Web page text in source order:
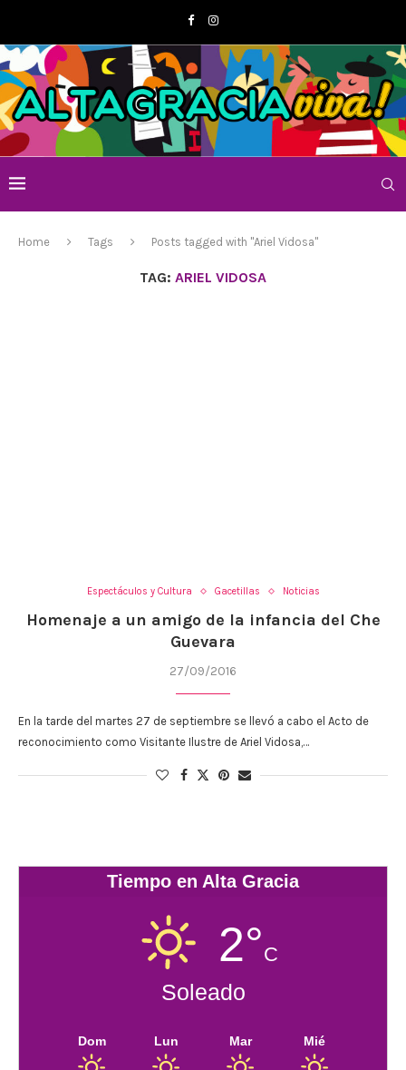
Home Tags Posts tagged with "Ariel Vidosa"
TAG: ARIEL VIDOSA
Espectáculos y Cultura Gacetillas Noticias
Homenaje a un amigo de la infancia del Che
Guevara
27/09/2016
En la tarde del martes 27 de septiembre se llevó a cabo el Acto de
reconocimiento como Visitante Ilustre de Ariel Vidosa,…
Tiempo en Alta Gracia
2°C
Soleado
Dom Lun Mar Mié